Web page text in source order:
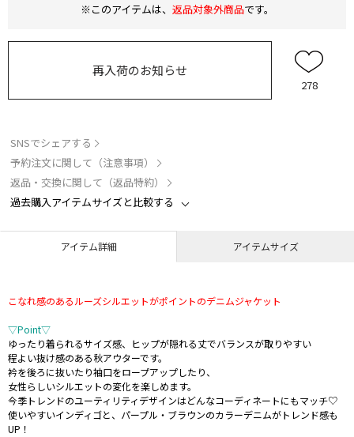
※このアイテムは、 返品対象外商品です。
再入荷のお知らせ
278
SNSでシェアする
予約注文に関して（注意事項）
返品・交換に関して（返品特約）
過去購入アイテムサイズと比較する
アイテム詳細 アイテムサイズ
こなれ感のあるルーズシルエットがポイントのデニムジャケット
▽Point▽
ゆったり着られるサイズ感、ヒップが隠れる丈でバランスが取りやすい
程よい抜け感のある秋アウターです。
衿を後ろに抜いたり袖口をロープアップしたり、
女性らしいシルエットの変化を楽しめます。
今季トレンドのユーティリティデザインはどんなコーディネートにもマッチ♡
使いやすいインディゴと、パープル・ブラウンのカラーデニムがトレンド感も
UP！